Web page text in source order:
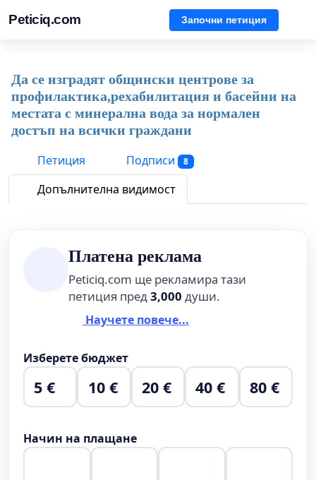
Peticiq.com Започни петиция
Да се изградят общински центрове за
профилактика,рехабилитация и басейни на
местата с минерална вода за нормален
достъп на всички граждани
Петиция
Подписи 8
Допълнителна видимост
Платена реклама
Peticiq.com ще рекламира тази
петиция пред3,000 души.
Научете повече...
Изберете бюджет
5 € 10 € 20 € 40 € 80 €
Начин на плащане